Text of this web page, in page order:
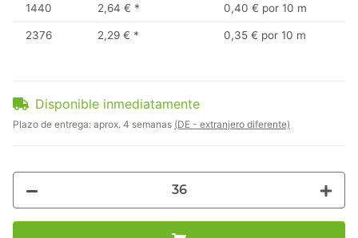
1440 2,64 € * 0,40 € por 10 m
2376 2,29 € * 0,35 € por 10 m
Disponible inmediatamente
Plazo de entrega: aprox. 4 semanas (DE - extranjero diferente)